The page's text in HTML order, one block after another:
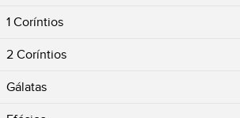
1 Coríntios
2 Coríntios
Gálatas